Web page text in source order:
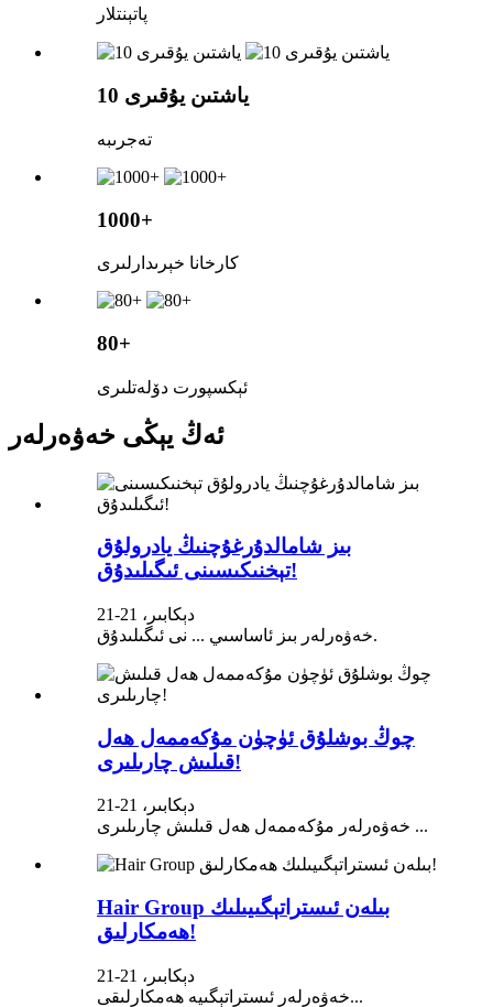
پاتېنتلار
10 ياشتىن يۇقىرى
تەجرىبە
1000+
كارخانا خېرىدارلىرى
80+
ئېكسپورت دۆلەتلىرى
ئەڭ يېڭى خەۋەرلەر
بىز شامالدۇرغۇچنىڭ يادرولۇق
تېخنىكىسىنى ئىگىلىدۇق!
21-دېكابىر، 21
خەۋەرلەر بىز ئاساسىي ... نى ئىگىلىدۇق.
چوڭ بوشلۇق ئۈچۈن مۇكەممەل ھەل
قىلىش چارىلىرى!
21-دېكابىر، 21
خەۋەرلەر مۇكەممەل ھەل قىلىش چارىلىرى ...
Hair Group بىلەن ئىستراتېگىيىلىك
ھەمكارلىق!
21-دېكابىر، 21
خەۋەرلەر ئىستراتېگىيە ھەمكارلىقى...